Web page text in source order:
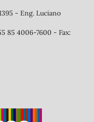
- Eng. Luciano
85 4006-7600 - Fax: